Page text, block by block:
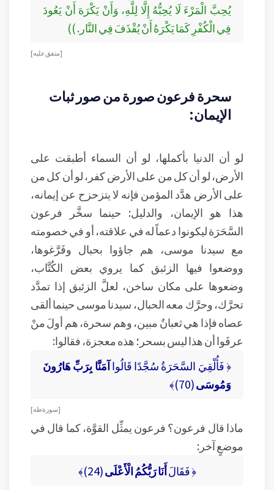
يُحِبَّ الْمَرْءَ لَا يُحِبُّهُ إِلَّا لِلَّهِ، وَأَنْ يَكْرَهَ أَنْ يَعُودَ
فِي الْكُفْرِ كَمَا يَكْرَهُ أَنْ يُقْذَفَ فِي النَّار. ))
[ متفق عليه ]
سحرة فرعون صورة من صور ثبات
الإيمان:
لو أن الدنيا بأكملها، لو أن السماء أطبقت على
الأرض، لو أن كل من على الأرض كفر، لو أن كل من
على الأرض هدَّد المؤمن فإنه لا يتزحزح عن إيمانه،
هذا هو الإيمان، والدليل: حينما سخَّر فرعون
السَّحَرَة ليكونوا دعماً له في علاقته، أو في خصومته
مع سيدنا موسى، هم جاؤوا بحبال وفَرَّغوها،
ووضعوا فيها الزئبق كما يروي بعض الكُتَّاب،
وضعوها على مكان ساخن، لعلَّ الزئبق إذا تمدَّد
تحرَّك، وحرَّك معه الحبال، سيدنا موسى حينما ألقى
عصاه فإذا هي ثعبانٌ مبين، وهم سحرة، هم أولَ منْ
عرفَوا أن هذا ليس بسحر؛ هذه معجزة، فقالوا:
﴿ فَأُلْقِيَ السَّحَرَةُ سُجَّدًا قَالُواآمَنَّا بِرَبِّ هَارُونَ
وَمُوسَى(70)﴾
[ سورة طه ]
ماذا قال فرعون؟ فرعون يمثِّل القوَّة، كما قال في
موضعٍ آخر:
﴿ فَقَالَأَنَا رَبُّكُمُ الْأَعْلَى(24)﴾